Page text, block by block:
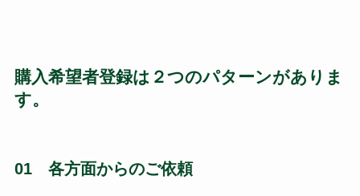
購入希望者登録は２つのパターンがありま
す。
01 各方面からのご依頼